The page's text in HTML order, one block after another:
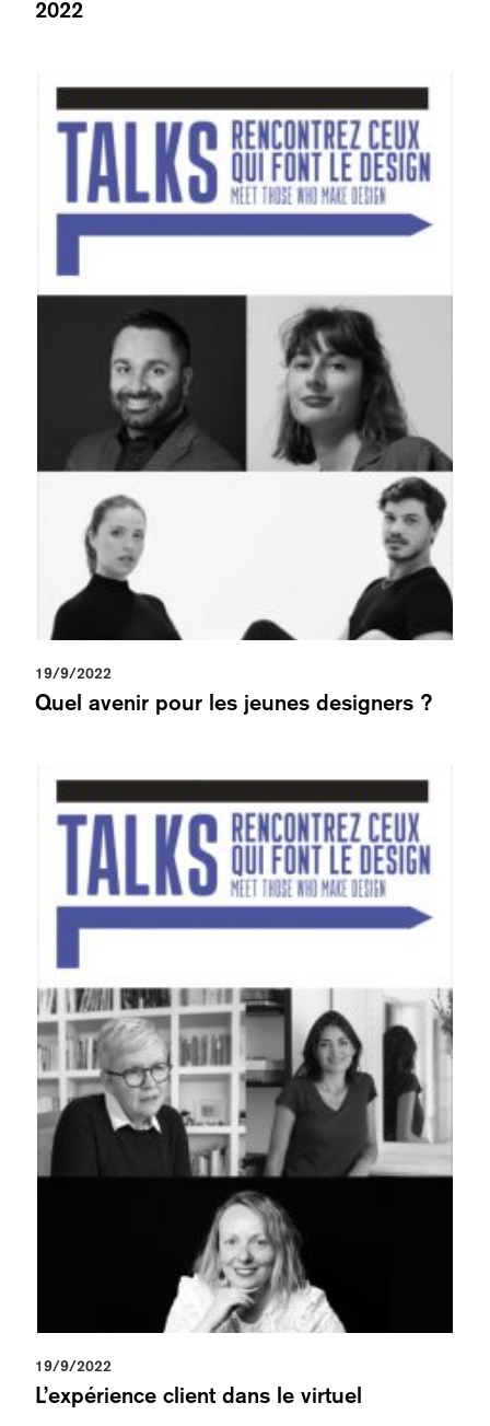
2022
19/9/2022
Quel avenir pour les jeunes designers ?
19/9/2022
L’expérience client dans le virtuel